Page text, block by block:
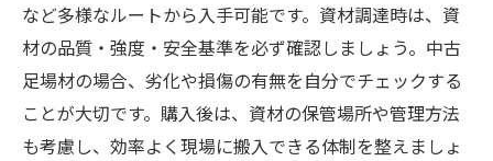
など多様なルートから入手可能です。資材調達時は、資
材の品質・強度・安全基準を必ず確認しましょう。中古
足場材の場合、劣化や損傷の有無を自分でチェックする
ことが大切です。購入後は、資材の保管場所や管理方法
も考慮し、効率よく現場に搬入できる体制を整えましょ